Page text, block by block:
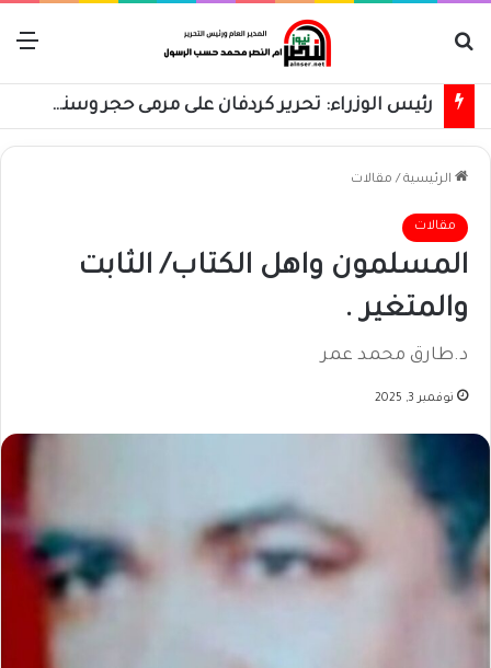
رئيس الوزراء: تحرير كردفان على مرمى حجر وسنسترد كل شبر
الرئيسية / مقالات
مقالات
المسلمون واهل الكتاب/ الثابت
والمتغير .
د.طارق محمد عمر
نوفمبر 3, 2025